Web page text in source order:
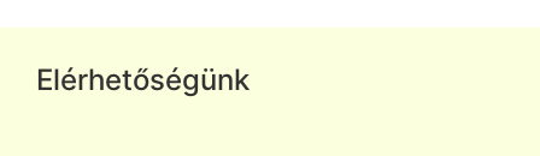
Elérhetőségünk